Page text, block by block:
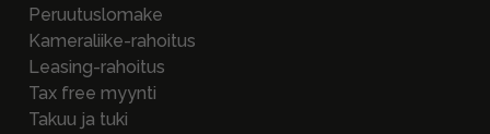
Peruutuslomake
Kameraliike-rahoitus
Leasing-rahoitus
Tax free myynti
Takuu ja tuki